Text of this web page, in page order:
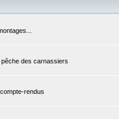
des carnassiers
rendus